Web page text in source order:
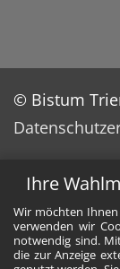
Ihre
Wir möchten
verwenden wir
notwendig sind.
die zur Anzeige
© Bistum